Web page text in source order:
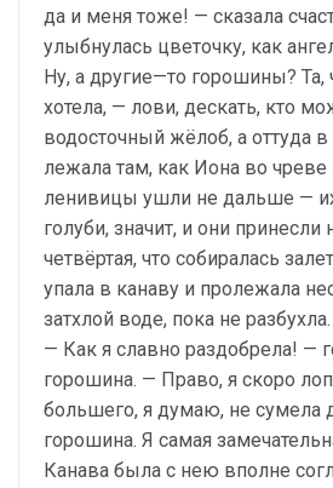
да и меня тоже! — сказала
улыбнулась цветочку, как
Ну, а другие—то горошины? Та,
хотела, — лови, дескать, кто
водосточный жёлоб, а оттуда
лежала там, как Иона во чреве
ленивицы ушли не дальше —
голуби, значит, и они
четвёртая, что собиралась
упала в канаву и пролежала
затхлой воде, пока не разбухла.
— Как я славно раздобрела! —
горошина. — Право, я скоро
большего, я думаю, не сумела
горошина. Я самая
Канава была с нею вполне